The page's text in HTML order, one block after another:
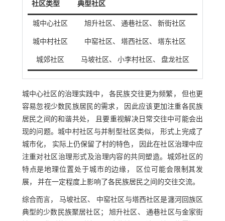
社区类型 典型社区
城中心社区 旭升社区、 通巷社区、 新街社区
城中村社区 中窑社区、 塔西社区、 塔东社区
城郊社区 马坡社区、 小李村社区、 盘龙社区
城中心社区的治理实践中， 各民族交往更为频繁， 但也更
容易忽视少数民族居民的需求， 因此应该更加注重各民族
居民之间的和谐共处， 且要重视解决日常交往中可能会出
现的问题。城中村社区与并制型社区类似， 形式上完成了
城市化， 实际上仍保留了村的特色， 因此在社区治理中应
注重对社区治理形式及治理内容的共同塑造。城郊社区的
特点是地理位置处于城市的边缘， 区位可能会限制其发
展， 并在一定程度上影响了各民族居民之间的交往交流。
综合而言， 马坡社区、 中窑社区与塔西社区是瀍河回族区
典型的少数民族聚居社区； 旭升社区、 通巷社区与金家街